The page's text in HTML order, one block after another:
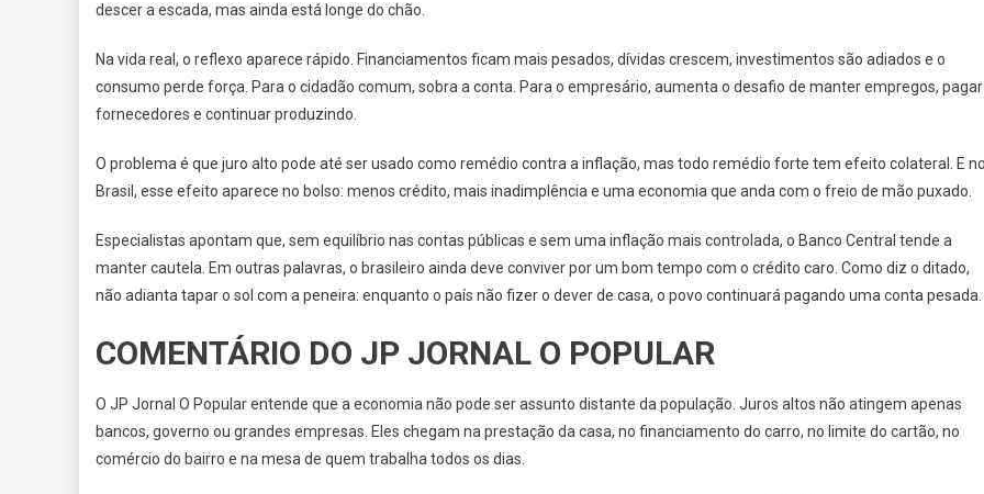
descer a escada, mas ainda está longe do chão.
Na vida real, o reflexo aparece rápido. Financiamentos ficam mais pesados, dívidas crescem, investimentos são adiados e o
consumo perde força. Para o cidadão comum, sobra a conta. Para o empresário, aumenta o desafio de manter empregos, pagar
fornecedores e continuar produzindo.
O problema é que juro alto pode até ser usado como remédio contra a inflação, mas todo remédio forte tem efeito colateral. E
Brasil, esse efeito aparece no bolso: menos crédito, mais inadimplência e uma economia que anda com o freio de mão puxado.
Especialistas apontam que, sem equilíbrio nas contas públicas e sem uma inflação mais controlada, o Banco Central tende a
manter cautela. Em outras palavras, o brasileiro ainda deve conviver por um bom tempo com o crédito caro. Como diz o ditado,
não adianta tapar o sol com a peneira: enquanto o país não fizer o dever de casa, o povo continuará pagando uma conta pesada.
COMENTÁRIO DO JP JORNAL O POPULAR
O JP Jornal O Popular entende que a economia não pode ser assunto distante da população. Juros altos não atingem apenas
bancos, governo ou grandes empresas. Eles chegam na prestação da casa, no financiamento do carro, no limite do cartão, no
comércio do bairro e na mesa de quem trabalha todos os dias.